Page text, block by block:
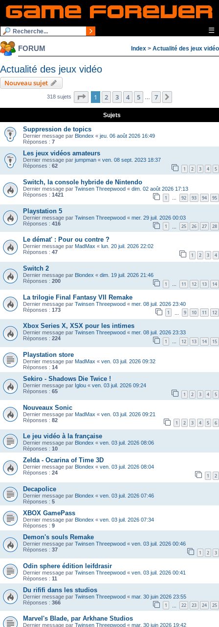
☰
FORUM Index > Actualité des jeux vidéo
Actualité des jeux vidéo
Nouveau sujet
318 sujets Page 1sur7
1 2 3 4 5 … 7
Sujets
Suppression de topics
Dernier message par Blondex « jeu. 06 août 2026 16:49
Réponses : 7
Les jeux vidéos amateurs
Dernier message par jumpman « ven. 08 sept. 2023 18:37
Réponses : 62 1 2 3 4 5
Switch, la console hybride de Nintendo
Dernier message par Twinsen Threepwood « dim. 02 août 2026 17:13
Réponses : 1421 1 … 92 93 94 95
Playstation 5
Dernier message par Twinsen Threepwood « mer. 29 juil. 2026 00:03
Réponses : 416 1 25 26 27 28
Le démat' : Pour ou contre ?
Dernier message par MadMax « lun. 20 juil. 2026 22:02
Réponses : 47 1 2 3 4
Switch 2
Dernier message par Blondex « dim. 19 juil. 2026 21:46
Réponses : 200 1 … 11 12 13 14
La trilogie Final Fantasy VII Remake
Dernier message par Twinsen Threepwood « mer. 08 juil. 2026 23:40
Réponses : 173 1 9 10 11 12
Xbox Series X, XSX pour les intimes
Dernier message par Twinsen Threepwood « mer. 08 juil. 2026 23:33
Réponses : 224 1 … 12 13 14 15
Playstation store
Dernier message par MadMax « ven. 03 juil. 2026 09:32
Réponses : 14
Sekiro - Shadows Die Twice !
Dernier message par Iglou « ven. 03 juil. 2026 09:24
Réponses : 65 1 2 3 4 5
Nouveaux Sonic
Dernier message par MadMax « ven. 03 juil. 2026 09:21
Réponses : 82 1 2 3 4 5 6
Le jeu vidéo à la française
Dernier message par Blondex « ven. 03 juil. 2026 08:06
Réponses : 10
Zelda - Ocarina of Time 3D
Dernier message par Blondex « ven. 03 juil. 2026 08:04
Réponses : 24 1 2
Decapolice
Dernier message par Blondex « ven. 03 juil. 2026 07:46
Réponses : 5
XBOX GamePass
Dernier message par Blondex « ven. 03 juil. 2026 07:34
Réponses : 9
Demon's souls Remake
Dernier message par Twinsen Threepwood « ven. 03 juil. 2026 00:46
Réponses : 37 1 2 3
Odin sphere édition leifdrasir
Dernier message par Twinsen Threepwood « ven. 03 juil. 2026 00:41
Réponses : 11
Du rififi dans les studios
Dernier message par Twinsen Threepwood « mar. 30 juin 2026 23:55
Réponses : 366 1 22 23 24 25
Marvel's Blade, par Arkhane Studios
Dernier message par Twinsen Threepwood « mar. 30 juin 2026 19:42